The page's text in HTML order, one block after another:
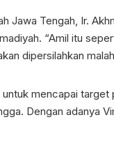
Jawa Tengah, Ir.
“Amil itu
dipersilahkan
mencapai
Dengan adanya